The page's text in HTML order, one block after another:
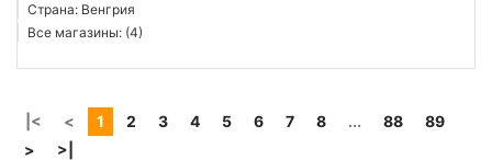
Страна: Венгрия
Все магазины: (4)
|< < 1 2 3 4 5 6 7 8 ... 88
89
>
>|